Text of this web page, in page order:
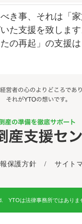
き事、それは「
た支援を致しま
の再起」の支援
保護方針 / サイト
YTOは法律事務所ではありま